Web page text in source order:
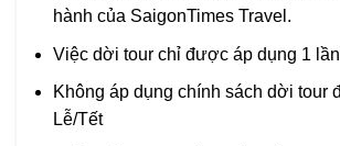
hành của SaigonTimes Travel.
Việc dời tour chỉ được áp dụng 1 lần
Không áp dụng chính sách dời tour
Lễ/Tết